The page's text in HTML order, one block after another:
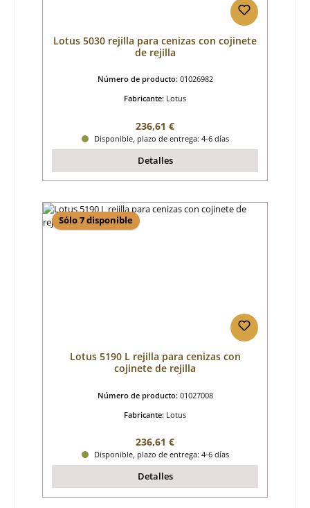
Lotus 5030 rejilla para cenizas con cojinete
de rejilla
Número de producto: 01026982
Fabricante: Lotus
Precio normal:
236,61 €
Disponible, plazo de entrega: 4-6 días
Detalles
Sólo 7 disponible
Lotus 5190 L rejilla para cenizas con
cojinete de rejilla
Número de producto: 01027008
Fabricante: Lotus
Precio normal:
236,61 €
Disponible, plazo de entrega: 4-6 días
Detalles